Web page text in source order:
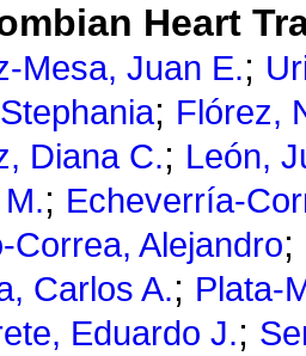
Heart
Mesa, Juan E.;
; Flórez,
Diana C.; León,
; Echeverría-
Correa, Alejandro;
Carlos A.; Plata-
Eduardo J.;